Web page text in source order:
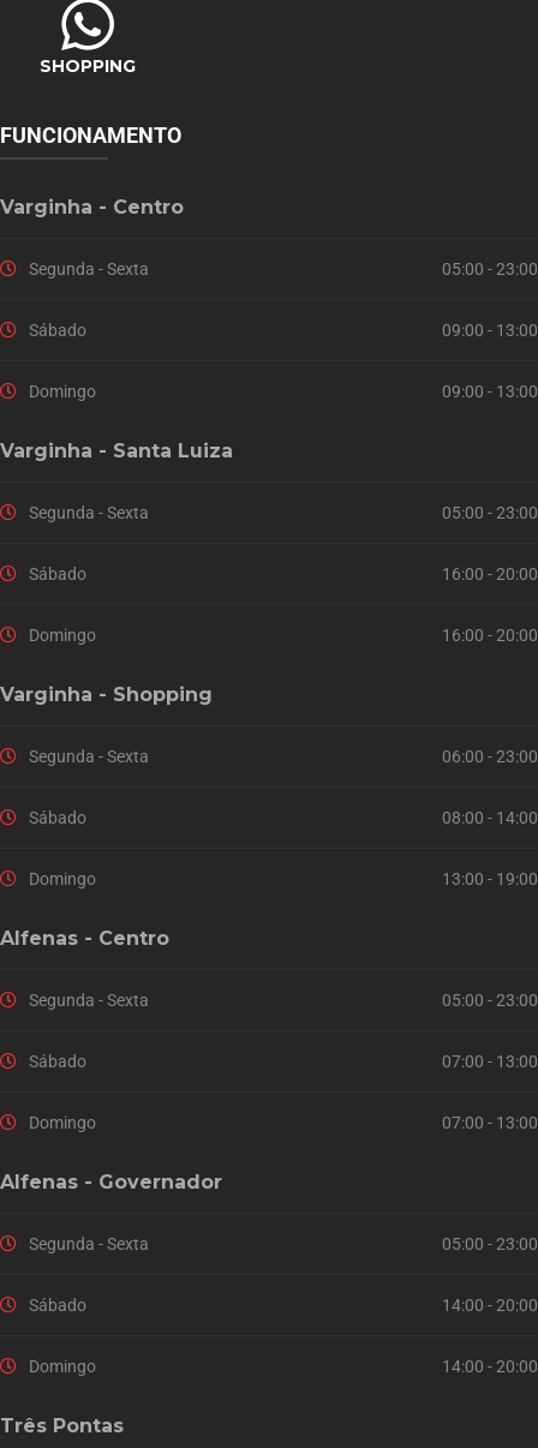
SHOPPING
FUNCIONAMENTO
Varginha - Centro
Segunda - Sexta 05:00 - 23:00
Sábado 09:00 - 13:00
Domingo 09:00 - 13:00
Varginha - Santa Luiza
Segunda - Sexta 05:00 - 23:00
Sábado 16:00 - 20:00
Domingo 16:00 - 20:00
Varginha - Shopping
Segunda - Sexta 06:00 - 23:00
Sábado 08:00 - 14:00
Domingo 13:00 - 19:00
Alfenas - Centro
Segunda - Sexta 05:00 - 23:00
Sábado 07:00 - 13:00
Domingo 07:00 - 13:00
Alfenas - Governador
Segunda - Sexta 05:00 - 23:00
Sábado 14:00 - 20:00
Domingo 14:00 - 20:00
Três Pontas